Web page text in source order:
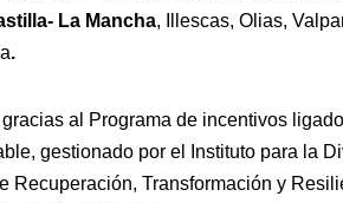
La Mancha, Illescas, Olias,
.
al Programa de incentivos
gestionado por el Instituto para la
Recuperación, Transformación y